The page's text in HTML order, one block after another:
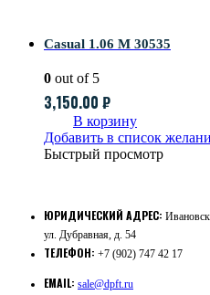
Casual 1.06 M 30535
0 out of 5
3,150.00 ₽
В корзину
Добавить в список
Быстрый просмотр
ЮРИДИЧЕСКИЙ АДРЕС:
ул. Дубравная, д. 54
ТЕЛЕФОН: +7 (902) 747 42 17
EMAIL: sale@dpft.ru